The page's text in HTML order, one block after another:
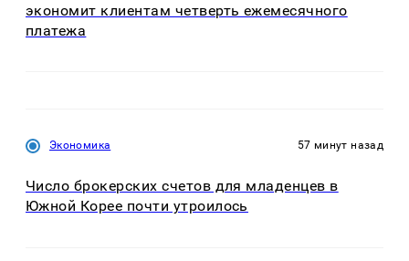
экономит клиентам четверть ежемесячного
платежа
Экономика 57 минут назад
Число брокерских счетов для младенцев в
Южной Корее почти утроилось